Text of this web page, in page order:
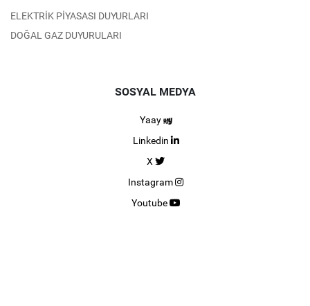
ELEKTRİK PİYASASI DUYURLARI
DOĞAL GAZ DUYURULARI
SOSYAL MEDYA
Yaay
Linkedin
X
Instagram
Youtube